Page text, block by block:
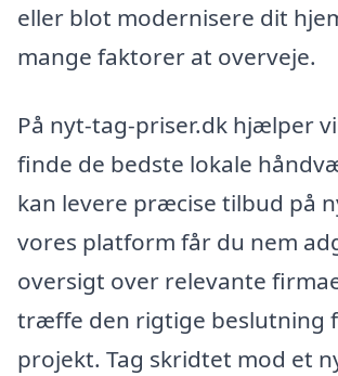
eller blot modernisere dit
mange faktorer at overveje.
På nyt-tag-priser.dk hjælper
finde de bedste lokale
kan levere præcise tilbud på
vores platform får du nem
oversigt over relevante
træffe den rigtige beslutning
projekt. Tag skridtet mod et